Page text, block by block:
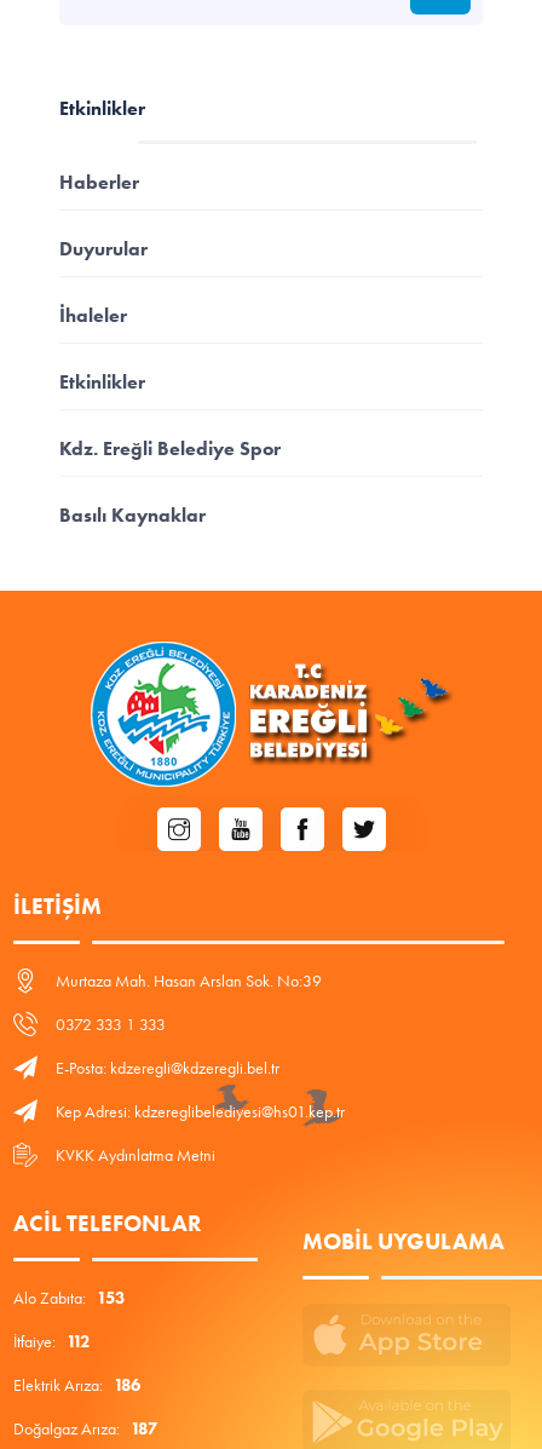
Etkinlikler
Haberler
Duyurular
İhaleler
Etkinlikler
Kdz. Ereğli Belediye Spor
Basılı Kaynaklar
İLETIŞIM
Murtaza Mah. Hasan Arslan Sok. No:39
0372 333 1 333
E-Posta: kdzeregli@kdzeregli.bel.tr
Kep Adresi: kdzereglibelediyesi@hs01.kep.tr
KVKK Aydınlatma Metni
ACIL TELEFONLAR
Alo Zabıta: 153
İtfaiye: 112
Elektrik Arıza: 186
Doğalgaz Arıza: 187
MOBIL UYGULAMA